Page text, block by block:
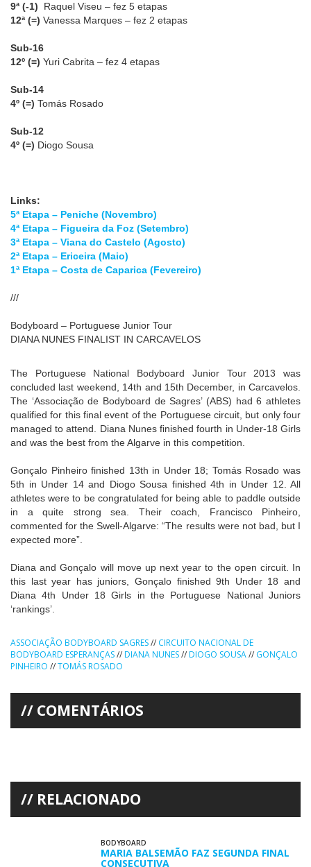
9ª (-1) Raquel Viseu – fez 5 etapas
12ª (=) Vanessa Marques – fez 2 etapas
Sub-16
12º (=) Yuri Cabrita – fez 4 etapas
Sub-14
4º (=) Tomás Rosado
Sub-12
4º (=) Diogo Sousa
Links:
5ª Etapa – Peniche (Novembro)
4ª Etapa – Figueira da Foz (Setembro)
3ª Etapa – Viana do Castelo (Agosto)
2ª Etapa – Ericeira (Maio)
1ª Etapa – Costa de Caparica (Fevereiro)
///
Bodyboard – Portuguese Junior Tour
DIANA NUNES FINALIST IN CARCAVELOS
The Portuguese National Bodyboard Junior Tour 2013 was
concluded last weekend, 14th and 15th December, in Carcavelos.
The ‘Associação de Bodyboard de Sagres’ (ABS) had 6 athletes
qualified for this final event of the Portuguese circuit, but only four
managed to attend. Diana Nunes finished fourth in Under-18 Girls
and was the best from the Algarve in this competition.
Gonçalo Pinheiro finished 13th in Under 18; Tomás Rosado was
5th in Under 14 and Diogo Sousa finished 4th in Under 12. All
athletes were to be congratulated for being able to paddle outside
in a quite strong sea. Their coach, Francisco Pinheiro,
commented for the Swell-Algarve: “The results were not bad, but I
expected more”.
Diana and Gonçalo will move up next year to the open circuit. In
this last year has juniors, Gonçalo finished 9th Under 18 and
Diana 4th Under 18 Girls in the Portuguese National Juniors
‘rankings’.
ASSOCIAÇÃO BODYBOARD SAGRES// CIRCUITO NACIONAL DE
BODYBOARD ESPERANÇAS//DIANA NUNES//DIOGO SOUSA// GONÇALO
PINHEIRO //TOMÁS ROSADO
COMENTÁRIOS
RELACIONADO
BODYBOARD
MARIA BALSEMÃO FAZ SEGUNDA FINAL
CONSECUTIVA